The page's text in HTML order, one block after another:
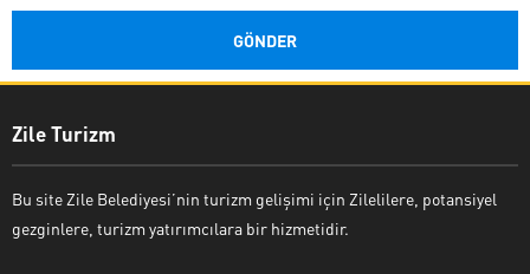
Zile Turizm
Bu site Zile Belediyesi’nin turizm gelişimi için Zilelilere, potansiyel
gezginlere, turizm yatırımcılara bir hizmetidir.